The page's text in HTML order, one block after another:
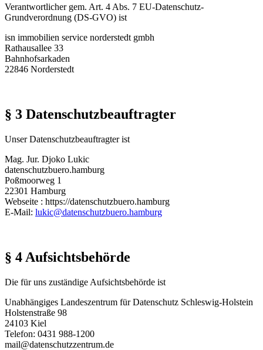
Verantwortlicher gem. Art. 4 Abs. 7 EU-Datenschutz-
Grundverordnung (DS-GVO) ist
isn immobilien service norderstedt gmbh
Rathausallee 33
Bahnhofsarkaden
22846 Norderstedt
§ 3 Datenschutzbeauftragter
Unser Datenschutzbeauftragter ist
Mag. Jur. Djoko Lukic
datenschutzbuero.hamburg
Poßmoorweg 1
22301 Hamburg
Webseite : https://datenschutzbuero.hamburg
E-Mail: lukic@datenschutzbuero.hamburg
§ 4 Aufsichtsbehörde
Die für uns zuständige Aufsichtsbehörde ist
Unabhängiges Landeszentrum für Datenschutz Schleswig-Holstein
Holstenstraße 98
24103 Kiel
Telefon: 0431 988-1200
mail@datenschutzzentrum.de